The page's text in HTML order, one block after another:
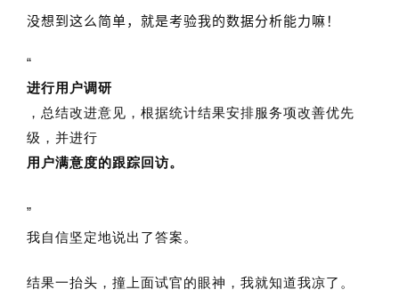
没想到这么简单，就是考验我的数据分析能力嘛！
“
进行用户调研
，总结改进意见，根据统计结果安排服务项改善优先
级，并进行
用户满意度的跟踪回访。
”
我自信坚定地说出了答案。
结果一抬头，撞上面试官的眼神，我就知道我凉了。